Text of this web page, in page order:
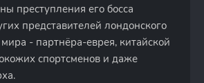
преступления его босса
представителей лондонского
- партнёра-еврея, китайской
спортсменов и даже